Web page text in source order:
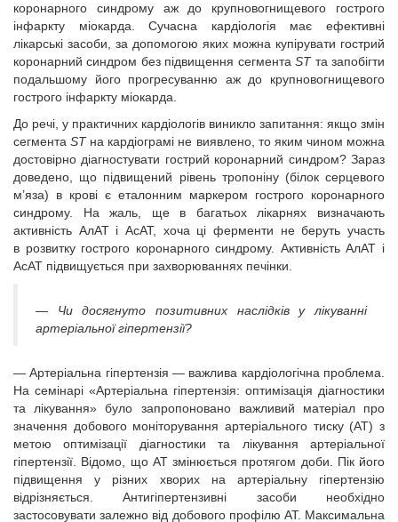
коронарного синдрому аж до крупновогнищевого гострого
інфаркту міокарда. Сучасна кардіологія має ефективні
лікарські засоби, за допомогою яких можна купірувати гострий
коронарний синдром без підвищення сегментаSTта запобігти
подальшому його прогресуванню аж до крупновогнищевого
гострого інфаркту міокарда.
До речі, у практичних кардіологів виникло запитання: якщо змін
сегментаSTна кардіограмі не виявлено, то яким чином можна
достовірно діагностувати гострий коронарний синдром? Зараз
доведено, що підвищений рівень тропоніну (білок серцевого
м’яза) в крові є еталонним маркером гострого коронарного
синдрому. На жаль, ще в багатьох лікарнях визначають
активність АлАТ і АсАТ, хоча ці ферменти не беруть участь
в розвитку гострого коронарного синдрому. Активність АлАТ і
АсАТ підвищується при захворюваннях печінки.
— Чи досягнуто позитивних наслідків у лікуванні
артеріальної гіпертензії?
— Артеріальна гіпертензія — важлива кардіологічна проблема.
На семінарі «Артеріальна гіпертензія: оптимізація діагностики
та лікування» було запропоновано важливий матеріал про
значення добового моніторування артеріального тиску (АТ) з
метою оптимізації діагностики та лікування артеріальної
гіпертензії. Відомо, що АТ змінюється протягом доби. Пік його
підвищення у різних хворих на артеріальну гіпертензію
відрізняється. Антигіпертензивні засоби необхідно
застосовувати залежно від добового профілю АТ. Максимальна